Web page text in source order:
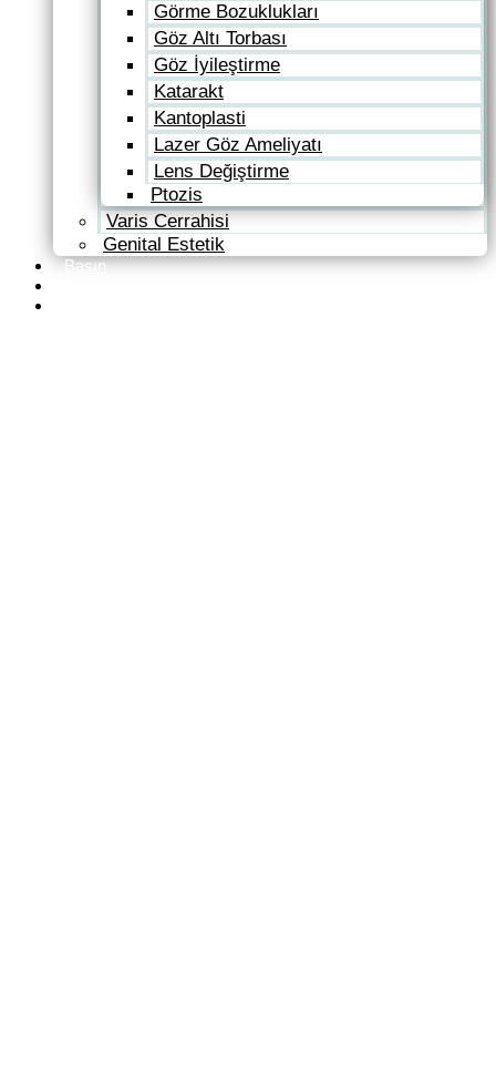
Görme Bozuklukları
Göz Altı Torbası
Göz İyileştirme
Katarakt
Kantoplasti
Lazer Göz Ameliyatı
Lens Değiştirme
Ptozis
Varis Cerrahisi
Genital Estetik
Basın